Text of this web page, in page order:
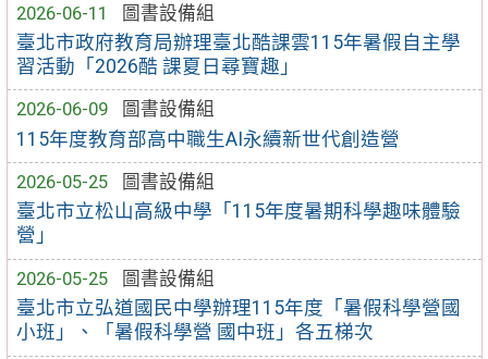
2026-06-11
圖書設備組
臺北市政府教育局辦理臺北酷課雲115年暑假自主學
習活動「2026酷 課夏日尋寶趣」
2026-06-09
圖書設備組
115年度教育部高中職生AI永續新世代創造營
2026-05-25
圖書設備組
臺北市立松山高級中學「115年度暑期科學趣味體驗
營」
2026-05-25
圖書設備組
臺北市立弘道國民中學辦理115年度「暑假科學營國
小班」、「暑假科學營 國中班」各五梯次